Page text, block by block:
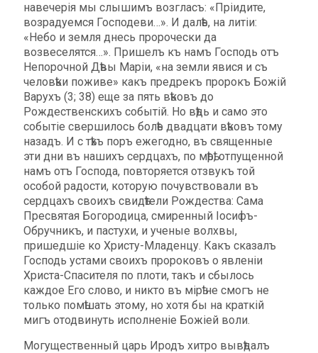
навечерія мы слышимъ возгласъ: «Пріидите,
возрадуемся Господеви…». И далѣе, на литіи:
«Небо и земля днесь пророчески да
возвеселятся…». Пришелъ къ намъ Господь отъ
Непорочной Дѣвы Маріи, «на земли явися и съ
человѣки поживе» какъ предрекъ пророкъ Божій
Варухъ (3; 38) еще за пять вѣковъ до
Рождественскихъ событій. Но вѣдь и само это
событiе свершилось болѣе двадцати вѣковъ тому
назадъ. И с тѣхъ поръ ежегодно, въ священные
эти дни въ нашихъ сердцахъ, по мѣрѣ, отпущенной
намъ отъ Господа, повторяется отзвукъ той
особой радости, которую почувствовали въ
сердцахъ своихъ свидѣтели Рождества: Сама
Пресвятая Богородица, смиренный Ioсифъ-
Обручникъ, и пастухи, и ученые волхвы,
пришедшіе ко Христу-Младенцу. Какъ сказалъ
Господь устами своихъ пророковъ о явленіи
Христа-Спасителя по плоти, такъ и сбылось
каждое Его слово, и никто въ мірѣ не смогъ не
только помѣшать этому, но хотя бы на краткій
мигъ отодвинуть исполненіе Божіей воли.
Могущественный царь Иродъ хитро вывѣдалъ